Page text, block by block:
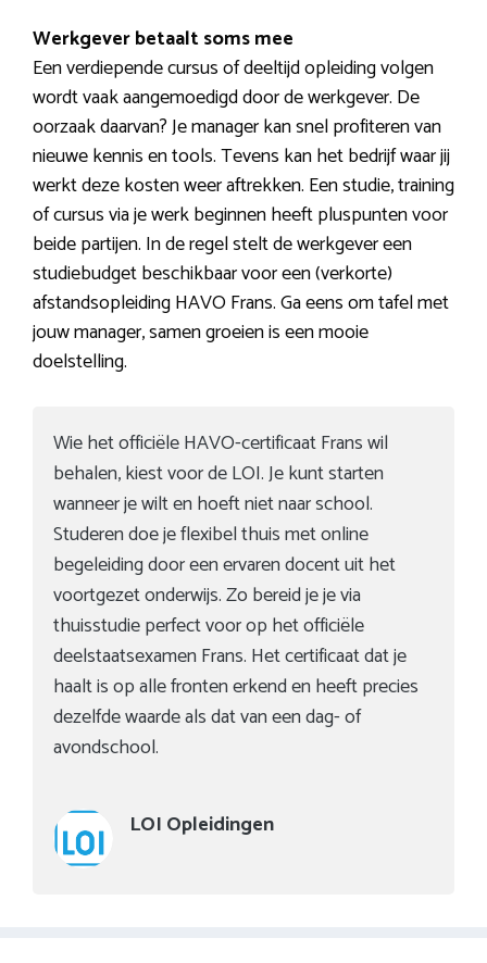
Werkgever betaalt soms mee
Een verdiepende cursus of deeltijd opleiding volgen
wordt vaak aangemoedigd door de werkgever. De
oorzaak daarvan? Je manager kan snel profiteren van
nieuwe kennis en tools. Tevens kan het bedrijf waar jij
werkt deze kosten weer aftrekken. Een studie, training
of cursus via je werk beginnen heeft pluspunten voor
beide partijen. In de regel stelt de werkgever een
studiebudget beschikbaar voor een (verkorte)
afstandsopleiding HAVO Frans. Ga eens om tafel met
jouw manager, samen groeien is een mooie
doelstelling.
Wie het officiële HAVO-certificaat Frans wil
behalen, kiest voor de LOI. Je kunt starten
wanneer je wilt en hoeft niet naar school.
Studeren doe je flexibel thuis met online
begeleiding door een ervaren docent uit het
voortgezet onderwijs. Zo bereid je je via
thuisstudie perfect voor op het officiële
deelstaatsexamen Frans. Het certificaat dat je
haalt is op alle fronten erkend en heeft precies
dezelfde waarde als dat van een dag- of
avondschool.
LOI Opleidingen